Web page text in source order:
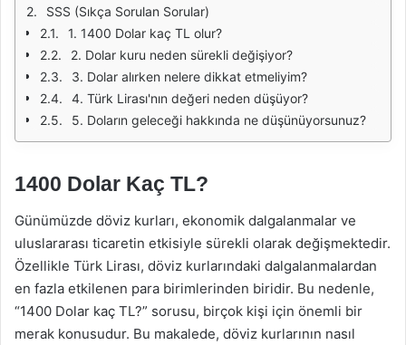
SSS (Sıkça Sorulan Sorular)
1. 1400 Dolar kaç TL olur?
2. Dolar kuru neden sürekli değişiyor?
3. Dolar alırken nelere dikkat etmeliyim?
4. Türk Lirası'nın değeri neden düşüyor?
5. Doların geleceği hakkında ne düşünüyorsunuz?
1400 Dolar Kaç TL?
Günümüzde döviz kurları, ekonomik dalgalanmalar ve
uluslararası ticaretin etkisiyle sürekli olarak değişmektedir.
Özellikle Türk Lirası, döviz kurlarındaki dalgalanmalardan
en fazla etkilenen para birimlerinden biridir. Bu nedenle,
“1400 Dolar kaç TL?” sorusu, birçok kişi için önemli bir
merak konusudur. Bu makalede, döviz kurlarının nasıl